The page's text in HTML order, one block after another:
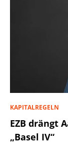
KAPITALREGELN
EZB drängt
„Basel IV“